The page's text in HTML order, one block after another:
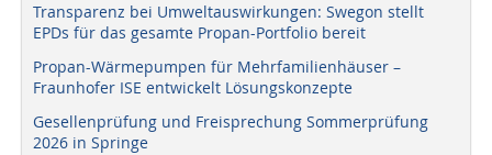
Transparenz bei Umweltauswirkungen: Swegon stellt
EPDs für das gesamte Propan-Portfolio bereit
Propan-Wärmepumpen für Mehrfamilienhäuser –
Fraunhofer ISE entwickelt Lösungskonzepte
Gesellenprüfung und Freisprechung Sommerprüfung
2026 in Springe